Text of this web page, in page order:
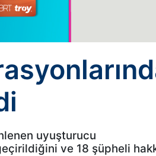
uyuşturucu
ve 18 şüpheli